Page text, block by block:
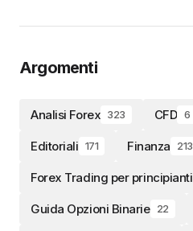
Argomenti
Analisi Forex 323 CFD 6
Editoriali 171 Finanza 213
Forex Trading per principianti
Guida Opzioni Binarie 22